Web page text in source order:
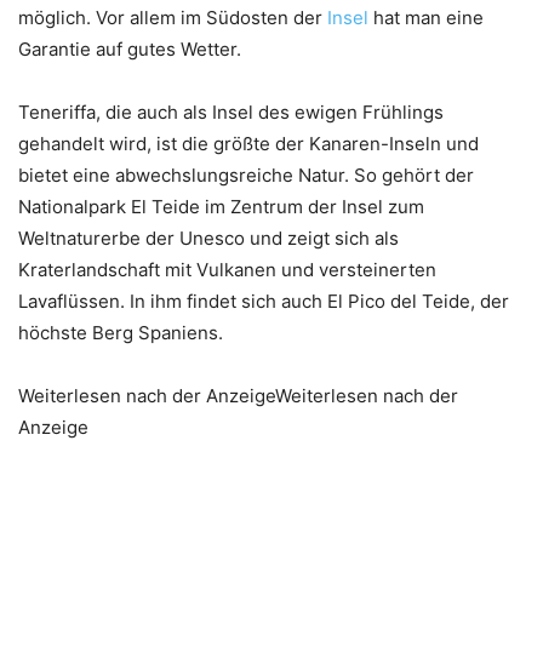
möglich. Vor allem im Südosten der Insel hat man eine
Garantie auf gutes Wetter.
Teneriffa, die auch als Insel des ewigen Frühlings
gehandelt wird, ist die größte der Kanaren-Inseln und
bietet eine abwechslungsreiche Natur. So gehört der
Nationalpark El Teide im Zentrum der Insel zum
Weltnaturerbe der Unesco und zeigt sich als
Kraterlandschaft mit Vulkanen und versteinerten
Lavaflüssen. In ihm findet sich auch El Pico del Teide, der
höchste Berg Spaniens.
Weiterlesen nach der AnzeigeWeiterlesen nach der
Anzeige